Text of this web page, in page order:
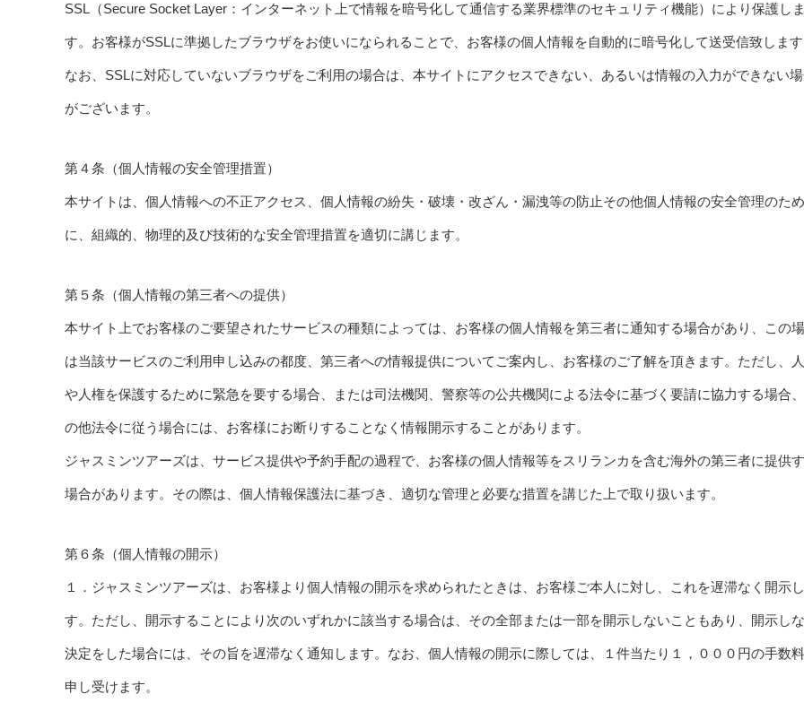
SSL（Secure Socket Layer：インターネット上で情報を暗号化して通信する業界標準のセキュリティ機能）により保護しま
す。お客様がSSLに準拠したブラウザをお使いになられることで、お客様の個人情報を自動的に暗号化して送受信致します
なお、SSLに対応していないブラウザをご利用の場合は、本サイトにアクセスできない、あるいは情報の入力ができない
がございます。
第４条（個人情報の安全管理措置）
本サイトは、個人情報への不正アクセス、個人情報の紛失・破壊・改ざん・漏洩等の防止その他個人情報の安全管理のため
に、組織的、物理的及び技術的な安全管理措置を適切に講じます。
第５条（個人情報の第三者への提供）
本サイト上でお客様のご要望されたサービスの種類によっては、お客様の個人情報を第三者に通知する場合があり、この
は当該サービスのご利用申し込みの都度、第三者への情報提供についてご案内し、お客様のご了解を頂きます。ただし、
や人権を保護するために緊急を要する場合、または司法機関、警察等の公共機関による法令に基づく要請に協力する場合
の他法令に従う場合には、お客様にお断りすることなく情報開示することがあります。
ジャスミンツアーズは、サービス提供や予約手配の過程で、お客様の個人情報等をスリランカを含む海外の第三者に提供
場合があります。その際は、個人情報保護法に基づき、適切な管理と必要な措置を講じた上で取り扱います。
第６条（個人情報の開示）
１．ジャスミンツアーズは、お客様より個人情報の開示を求められたときは、お客様ご本人に対し、これを遅滞なく開示
す。ただし、開示することにより次のいずれかに該当する場合は、その全部または一部を開示しないこともあり、開示し
決定をした場合には、その旨を遅滞なく通知します。なお、個人情報の開示に際しては、１件当たり１，０００円の手数
申し受けます。